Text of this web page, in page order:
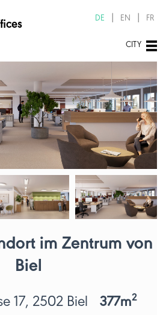
DE EN FR
CITY
im Zentrum von
Biel
17, 2502 Biel 377m2